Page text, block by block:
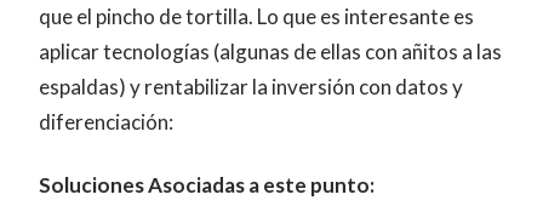
que el pincho de tortilla. Lo que es interesante es
aplicar tecnologías (algunas de ellas con añitos a las
espaldas) y rentabilizar la inversión con datos y
diferenciación:
Soluciones Asociadas a este punto: